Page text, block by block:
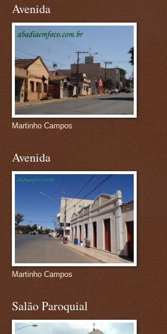
Avenida
Martinho Campos
Avenida
Martinho Campos
Salão Paroquial